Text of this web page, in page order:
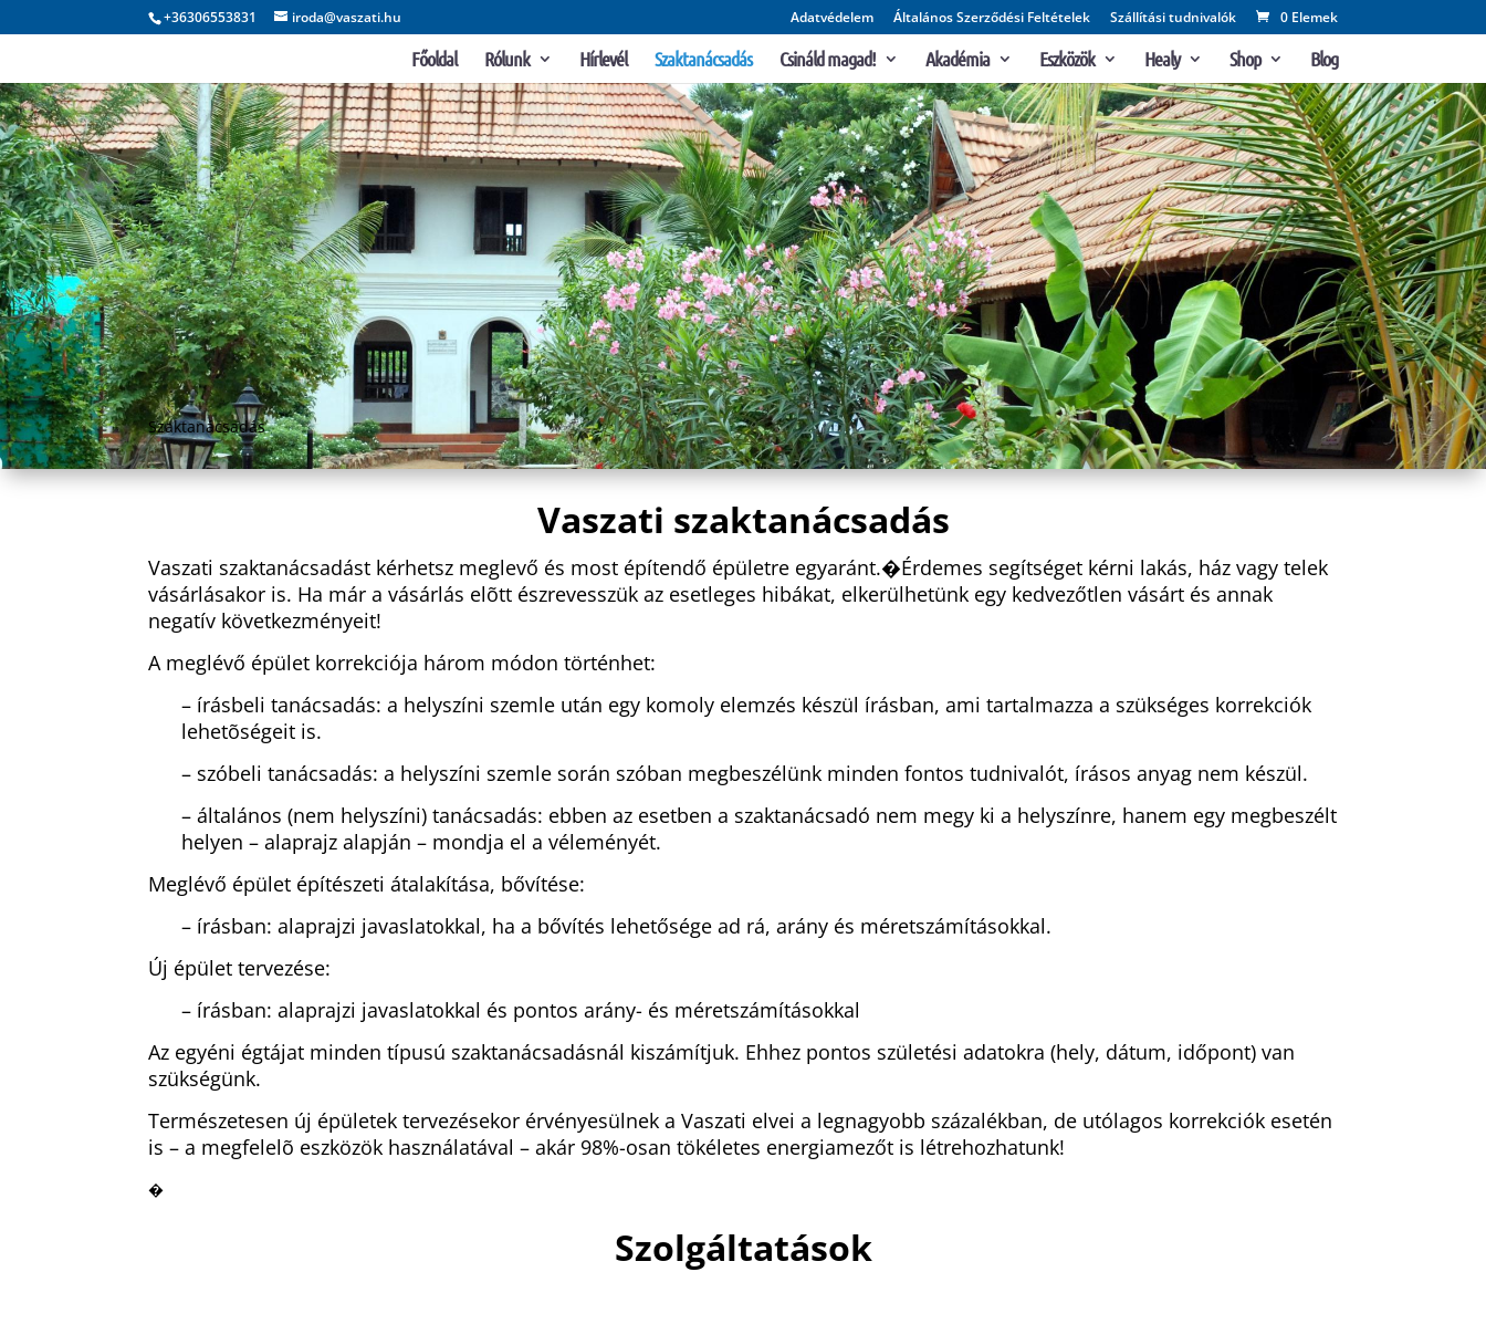
+36306553831 iroda@vaszati.hu Adatvédelem Általános Szerződési Feltételek Szállítási tudnivalók 0 Elemek
Főoldal Rólunk Hírlevél Szaktanácsadás Csináld magad! Akadémia Eszközök Healy Shop Blog
Szaktanácsadás
Vaszati szaktanácsadás
Vaszati szaktanácsadást kérhetsz meglevő és most építendő épületre egyaránt.�Érdemes segítséget kérni lakás, ház vagy telek
vásárlásakor is. Ha már a vásárlás elõtt észrevesszük az esetleges hibákat, elkerülhetünk egy kedvezőtlen vásárt és annak
negatív következményeit!
A meglévő épület korrekciója három módon történhet:
– írásbeli tanácsadás: a helyszíni szemle után egy komoly elemzés készül írásban, ami tartalmazza a szükséges korrekciók
lehetõségeit is.
– szóbeli tanácsadás: a helyszíni szemle során szóban megbeszélünk minden fontos tudnivalót, írásos anyag nem készül.
– általános (nem helyszíni) tanácsadás: ebben az esetben a szaktanácsadó nem megy ki a helyszínre, hanem egy megbeszélt
helyen – alaprajz alapján – mondja el a véleményét.
Meglévő épület építészeti átalakítása, bővítése:
– írásban: alaprajzi javaslatokkal, ha a bővítés lehetősége ad rá, arány és méretszámításokkal.
Új épület tervezése:
– írásban: alaprajzi javaslatokkal és pontos arány- és méretszámításokkal
Az egyéni égtájat minden típusú szaktanácsadásnál kiszámítjuk. Ehhez pontos születési adatokra (hely, dátum, időpont) van
szükségünk.
Természetesen új épületek tervezésekor érvényesülnek a Vaszati elvei a legnagyobb százalékban, de utólagos korrekciók esetén
is – a megfelelõ eszközök használatával – akár 98%-osan tökéletes energiamezőt is létrehozhatunk!
�
Szolgáltatások